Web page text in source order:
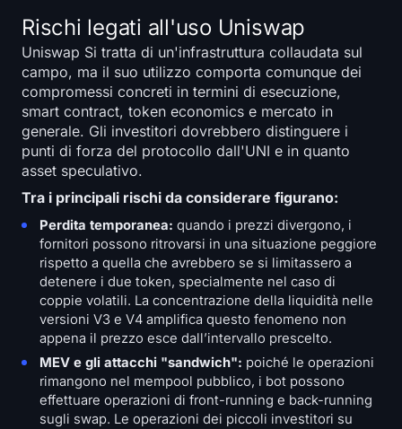
Rischi legati all'uso Uniswap
Uniswap Si tratta di un'infrastruttura collaudata sul
campo, ma il suo utilizzo comporta comunque dei
compromessi concreti in termini di esecuzione,
smart contract, token economics e mercato in
generale. Gli investitori dovrebbero distinguere i
punti di forza del protocollo dall'UNI e in quanto
asset speculativo.
Tra i principali rischi da considerare figurano:
Perdita temporanea: quando i prezzi divergono, i
fornitori possono ritrovarsi in una situazione peggiore
rispetto a quella che avrebbero se si limitassero a
detenere i due token, specialmente nel caso di
coppie volatili. La concentrazione della liquidità nelle
versioni V3 e V4 amplifica questo fenomeno non
appena il prezzo esce dall’intervallo prescelto.
MEV e gli attacchi "sandwich": poiché le operazioni
rimangono nel mempool pubblico, i bot possono
effettuare operazioni di front-running e back-running
sugli swap. Le operazioni dei piccoli investitori su